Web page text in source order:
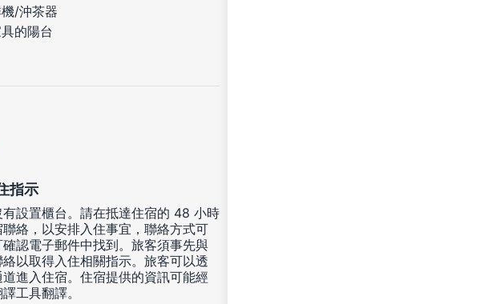
/沖茶器
的陽台
指示
有設置櫃台。請在抵達住宿的 48 小時
絡，以安排入住事宜，聯絡方式可
確認電子郵件中找到。旅客須事先與
以取得入住相關指示。旅客可以透
進入住宿。住宿提供的資訊可能經
工具翻譯。